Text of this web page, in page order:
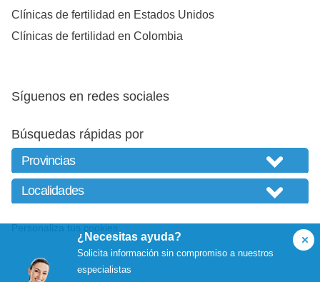
¿Necesitas ayuda?
Solicita información sin compromiso a nuestros
especialistas
Clínicas de fertilidad en Estados Unidos
Clínicas de fertilidad en Colombia
Síguenos en redes sociales
Búsquedas rápidas por
Personaliza tus cookies